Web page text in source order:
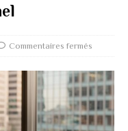
Commentaires fermés